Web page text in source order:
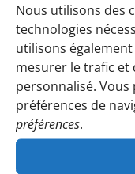
Nous utilisons des
technologies
utilisons
mesurer le trafic
personnalisé.
préférences de
préférences.
Par Mélanie M 25 juin